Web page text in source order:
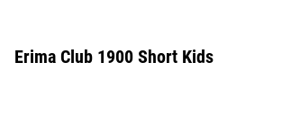
Erima Club 1900 Short Kids